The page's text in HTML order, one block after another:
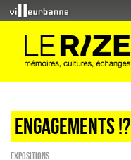
Engagements !?
EXPOSITIONS